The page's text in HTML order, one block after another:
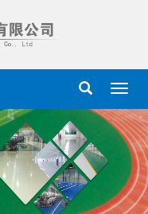
导
菜
单